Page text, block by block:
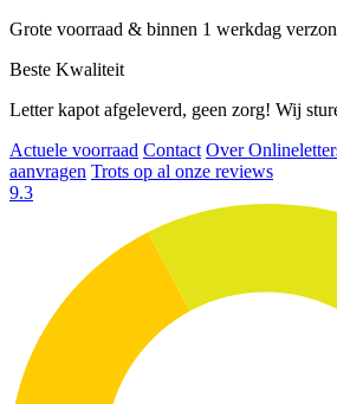
Grote voorraad & binnen 1 werkdag
Beste Kwaliteit
Letter kapot afgeleverd, geen zorg! Wij
Actuele voorraad Contact Over
aanvragen Trots op al onze reviews
9.3